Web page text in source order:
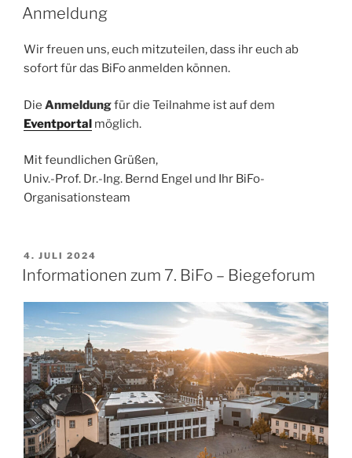
AM
Anmeldung
Wir freuen uns, euch mitzuteilen, dass ihr euch ab
sofort für das BiFo anmelden können.
Die Anmeldungfür die Teilnahme ist auf dem
Eventportal möglich.
Mit feundlichen Grüßen,
Univ.-Prof. Dr.-Ing. Bernd Engel und Ihr BiFo-
Organisationsteam
VERÖFFENTLICHT
AM
4. JULI 2024
Informationen zum 7. BiFo – Biegeforum